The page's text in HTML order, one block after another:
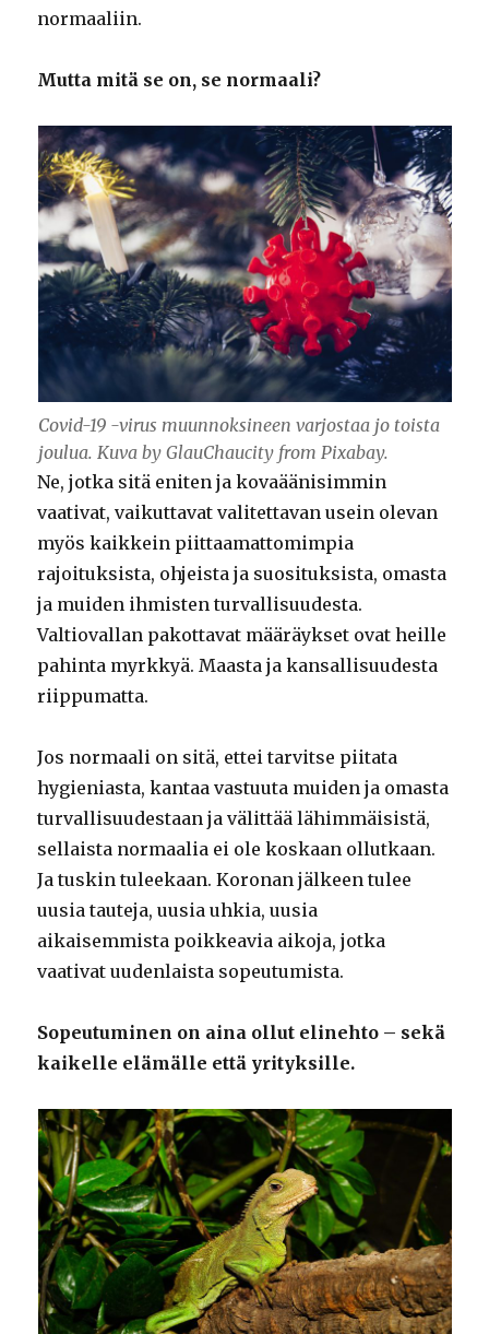
normaaliin.
Mutta mitä se on, se normaali?
Covid-19 -virus muunnoksineen varjostaa jo toista
joulua. Kuva by GlauChaucity from Pixabay.
Ne, jotka sitä eniten ja kovaäänisimmin
vaativat, vaikuttavat valitettavan usein olevan
myös kaikkein piittaamattomimpia
rajoituksista, ohjeista ja suosituksista, omasta
ja muiden ihmisten turvallisuudesta.
Valtiovallan pakottavat määräykset ovat heille
pahinta myrkkyä. Maasta ja kansallisuudesta
riippumatta.
Jos normaali on sitä, ettei tarvitse piitata
hygieniasta, kantaa vastuuta muiden ja omasta
turvallisuudestaan ja välittää lähimmäisistä,
sellaista normaalia ei ole koskaan ollutkaan.
Ja tuskin tuleekaan. Koronan jälkeen tulee
uusia tauteja, uusia uhkia, uusia
aikaisemmista poikkeavia aikoja, jotka
vaativat uudenlaista sopeutumista.
Sopeutuminen on aina ollut elinehto – sekä
kaikelle elämälle että yrityksille.